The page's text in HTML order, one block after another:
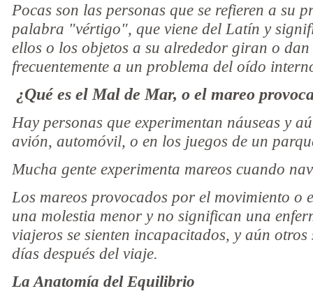
Pocas son las personas que se refieren a su
palabra "vértigo", que viene del Latín y
ellos o los objetos a su alrededor giran o
frecuentemente a un problema del oído
¿Qué es el Mal de Mar, o el mareo
Hay personas que experimentan náuseas y
avión, automóvil, o en los juegos de un
Mucha gente experimenta mareos cuando
Los mareos provocados por el movimiento o
una molestia menor y no significan una
viajeros se sienten incapacitados, y aún
días después del viaje.
La Anatomía del Equilibrio